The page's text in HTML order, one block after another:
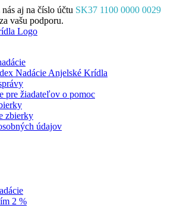
aj na číslo účtu SK37 1100 0000 0029
vašu podporu.
Nadácie Anjelské Krídla
pre žiadateľov o pomoc
zbierky
údajov
2 %